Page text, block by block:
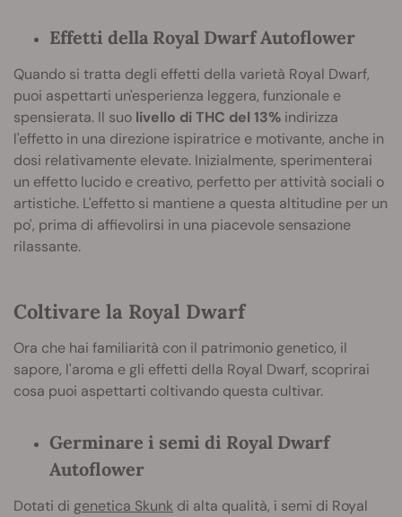
Effetti della Royal Dwarf Autoflower
Quando si tratta degli effetti della varietà Royal Dwarf,
puoi aspettarti un'esperienza leggera, funzionale e
spensierata. Il suo livello di THC del 13% indirizza
l'effetto in una direzione ispiratrice e motivante, anche in
dosi relativamente elevate. Inizialmente, sperimenterai
un effetto lucido e creativo, perfetto per attività sociali o
artistiche. L'effetto si mantiene a questa altitudine per un
po', prima di affievolirsi in una piacevole sensazione
rilassante.
Coltivare la Royal Dwarf
Ora che hai familiarità con il patrimonio genetico, il
sapore, l'aroma e gli effetti della Royal Dwarf, scoprirai
cosa puoi aspettarti coltivando questa cultivar.
Germinare i semi di Royal Dwarf
Autoflower
Dotati di genetica Skunk di alta qualità, i semi di Royal